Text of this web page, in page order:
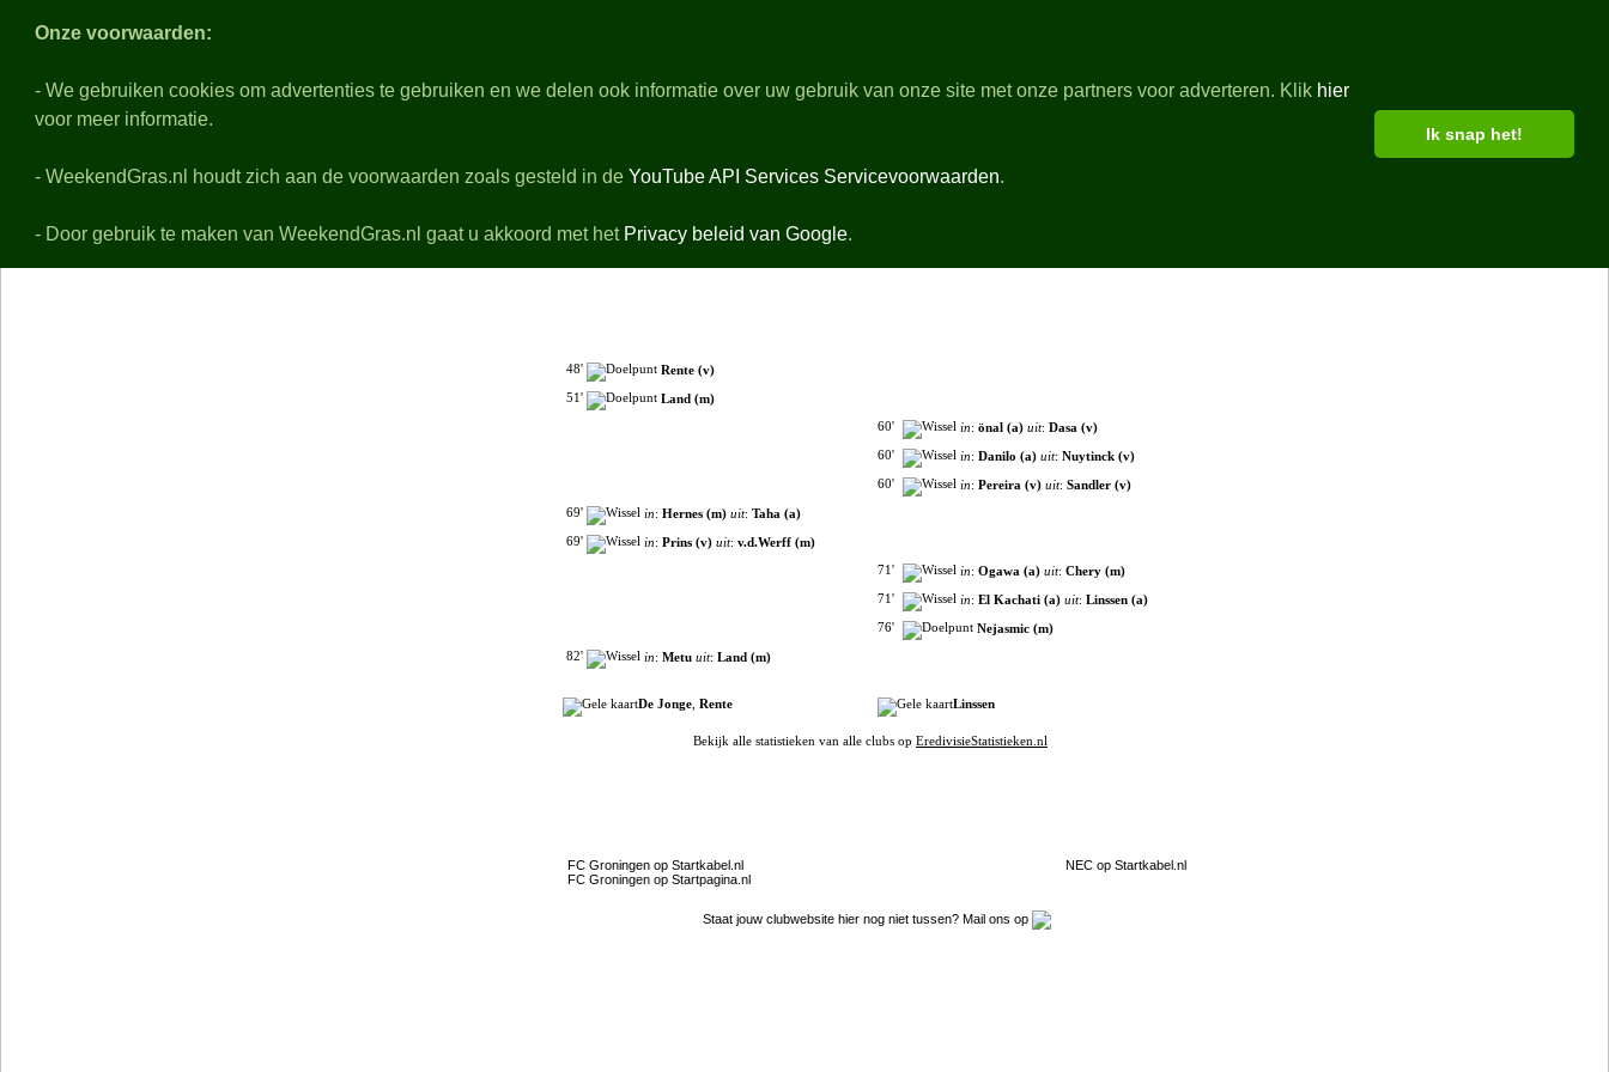
Onze voorwaarden:
- We gebruiken cookies om advertenties te gebruiken en we delen ook informatie over uw gebruik van onze site met onze partners voor adverteren. Klik hier
voor meer informatie.
- WeekendGras.nl houdt zich aan de voorwaarden zoals gesteld in de YouTube API Services Servicevoorwaarden.
- Door gebruik te maken van WeekendGras.nl gaat u akkoord met het Privacy beleid van Google.
Ik snap het!
WeekendGras.nl
Zondag 10 Mei 2026 16:45 - De Euroborg Groningen
FC Groningen
+ Opstellingen
48' Rente (v)
51' Land (m)
60' in: önal (a) uit: Dasa (v)
60' in: Danilo (a) uit: Nuytinck (v)
60' in: Pereira (v) uit: Sandler (v)
69' in: Hernes (m) uit: Taha (a)
69' in: Prins (v) uit: v.d.Werff (m)
71' in: Ogawa (a) uit: Chery (m)
71' in: El Kachati (a) uit: Linssen (a)
76' Nejasmic (m)
82' in: Metu uit: Land (m)
De Jonge Rente Linssen
Bekijk alle statistieken van alle clubs op EredivisieStatistieken.nl
FC Groningen op Startkabel.nl
FC Groningen op Startpagina.nl
NEC op Startkabel.nl
Staat jouw clubwebsite hier nog niet tussen? Mail ons op